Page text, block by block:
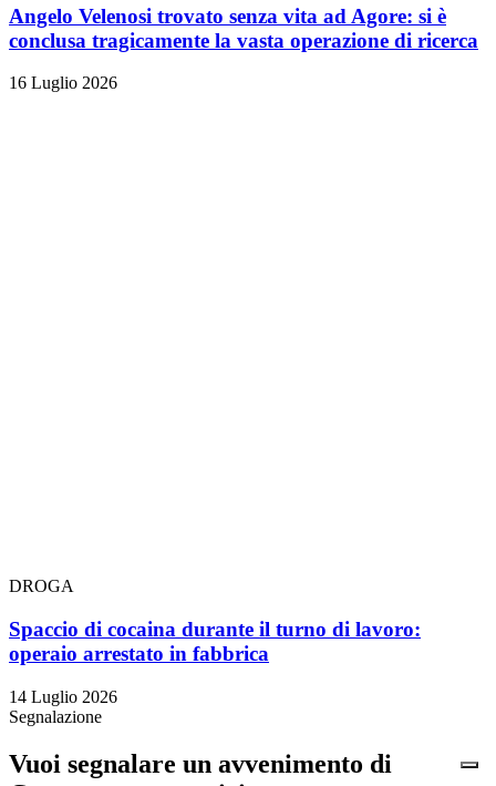
Angelo Velenosi trovato senza vita ad Agore: si è
conclusa tragicamente la vasta operazione di ricerca
16 Luglio 2026
DROGA
Spaccio di cocaina durante il turno di lavoro:
operaio arrestato in fabbrica
14 Luglio 2026
Segnalazione
Vuoi segnalare un avvenimento di